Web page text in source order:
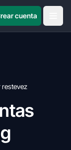
cuenta
restevez